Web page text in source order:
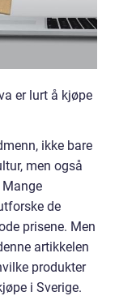
er lurt å kjøpe
ikke bare
men også
de
prisene. Men
artikkelen
produkter
i Sverige.